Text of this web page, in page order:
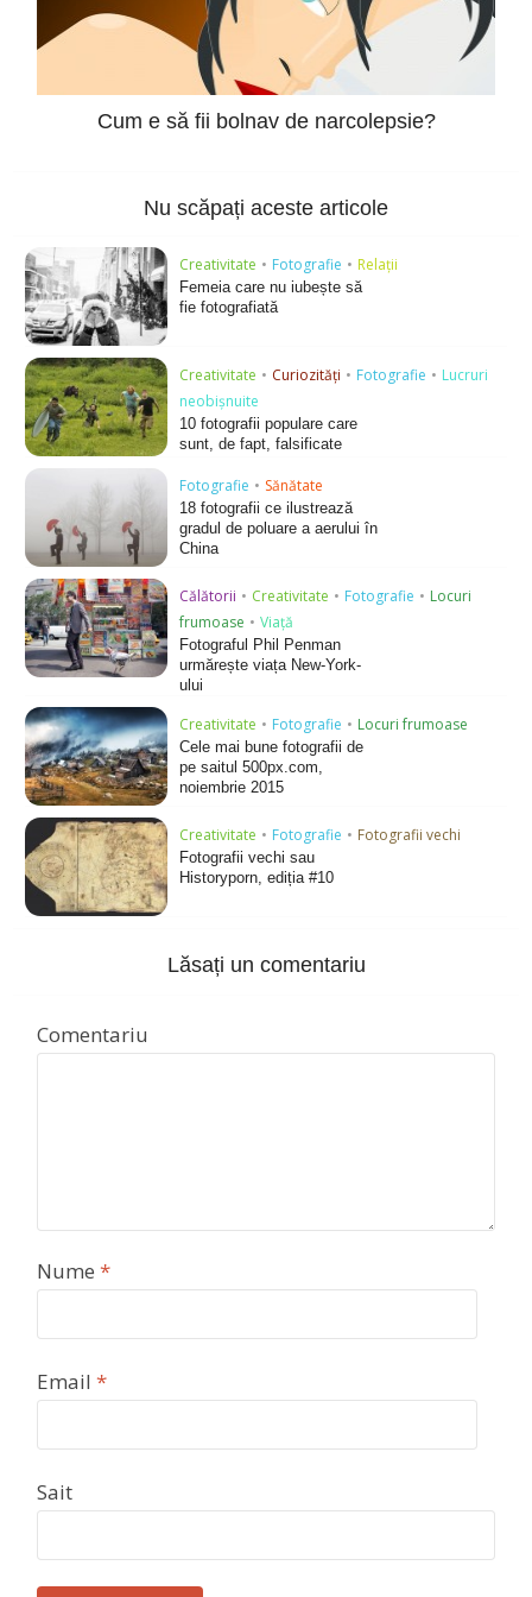
Cum e să fii bolnav de narcolepsie?
Nu scăpați aceste articole
Creativitate • Fotografie • Relații
Femeia care nu iubește să
fie fotografiată
Creativitate • Curiozități • Fotografie • Lucruri
neobișnuite
10 fotografii populare care
sunt, de fapt, falsificate
Fotografie • Sănătate
18 fotografii ce ilustrează
gradul de poluare a aerului în
China
Călătorii • Creativitate • Fotografie • Locuri
frumoase • Viață
Fotograful Phil Penman
urmărește viața New-York-
ului
Creativitate • Fotografie • Locuri frumoase
Cele mai bune fotografii de
pe saitul 500px.com,
noiembrie 2015
Creativitate • Fotografie • Fotografii vechi
Fotografii vechi sau
Historyporn, ediția #10
Lăsați un comentariu
Comentariu
Nume *
Email *
Sait